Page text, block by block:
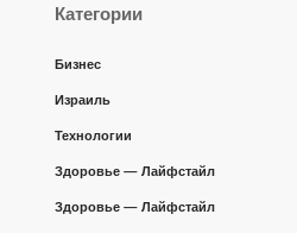
Категории
Бизнес
Израиль
Технологии
Здоровье — Лайфстайл
Здоровье — Лайфстайл